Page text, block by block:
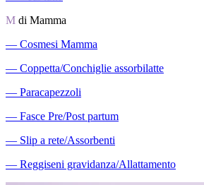
M di Mamma
― Cosmesi Mamma
― Coppetta/Conchiglie assorbilatte
― Paracapezzoli
― Fasce Pre/Post partum
― Slip a rete/Assorbenti
― Reggiseni gravidanza/Allattamento